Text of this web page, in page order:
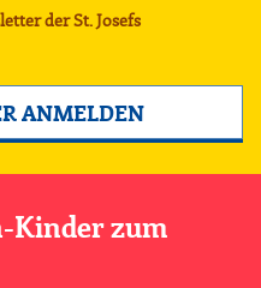
der St. Josefs
ANMELDEN
Kinder zum